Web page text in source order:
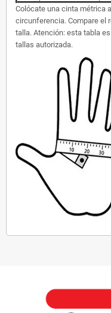
Colócate una cinta métrica
circunferencia. Compare el
talla. Atención: esta tabla
tallas autorizada.